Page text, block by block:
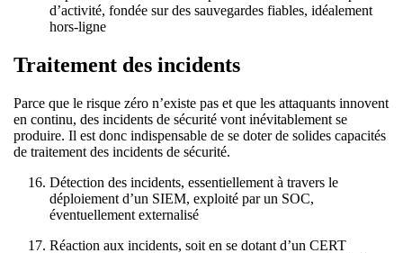
d’activité, fondée sur des sauvegardes fiables, idéalement
hors-ligne
Traitement des incidents
Parce que le risque zéro n’existe pas et que les attaquants innovent
en continu, des incidents de sécurité vont inévitablement se
produire. Il est donc indispensable de se doter de solides capacités
de traitement des incidents de sécurité.
Détection des incidents, essentiellement à travers le
déploiement d’un SIEM, exploité par un SOC,
éventuellement externalisé
Réaction aux incidents, soit en se dotant d’un CERT